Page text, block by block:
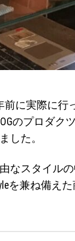
前に実際に行
のプロダ
した。
なスタイル
を兼ね備え